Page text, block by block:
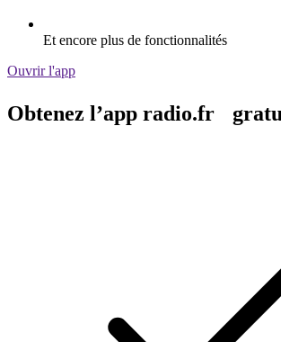
Et encore plus de fonctionnalités
Ouvrir l'app
Obtenez l’app radio.fr